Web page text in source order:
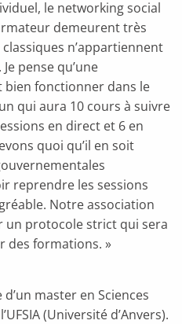
le networking social
demeurent très
n’appartiennent
pense qu’une
bien fonctionner dans le
qui aura 10 cours à suivre
en direct et 6 en
quoi qu’il en soit
reprendre les sessions
Notre association
un protocole strict qui sera
des formations. »
master en Sciences
(Université d’Anvers).